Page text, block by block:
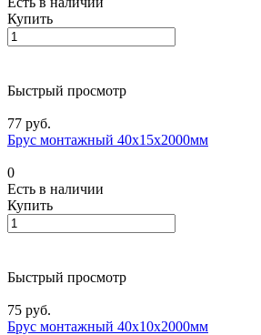
Купить
Быстрый просмотр
77 руб.
Брус монтажный 40х15х2000мм
0
Есть в наличии
Купить
Быстрый просмотр
75 руб.
Брус монтажный 40х10х2000мм